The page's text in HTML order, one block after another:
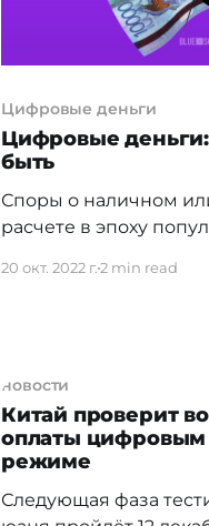
Цифровые деньги
Цифровые
быть
Споры о наличном
расчете в эпоху
встречаю на
днях мне случайно
одного достаточно
на
20 окт. 2022 г.2 min read
новости
Китай проверит
оплаты
режиме
Следующая фаза